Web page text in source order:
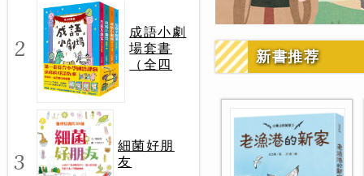
2
成語小劇
場套書
（全四
3
細菌好朋
友
新書推荐